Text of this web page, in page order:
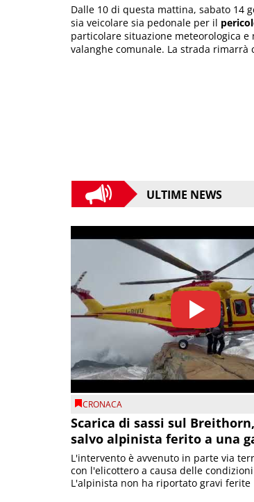
Dalle 10 di questa mattina, sabato 14
sia veicolare sia pedonale per il
particolare situazione meteorologica
valanghe comunale. La strada rimarrà
ULTIME NEWS
CRONACA
Scarica di sassi sul
salvo alpinista ferito a una
L'intervento è avvenuto in parte via
con l'elicottero a causa delle
L'alpinista non ha riportato gravi ferite